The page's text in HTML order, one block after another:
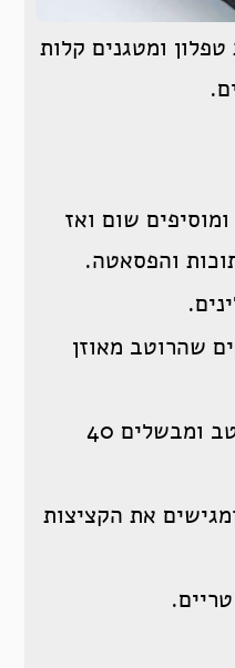
ומטגנים קלות
זית ומוסיפים שום ואז
והפסאטה.
שהרוטב מאוזן
מניחים את הקציצות ברוטב ומבשלים 40
את הקציצות